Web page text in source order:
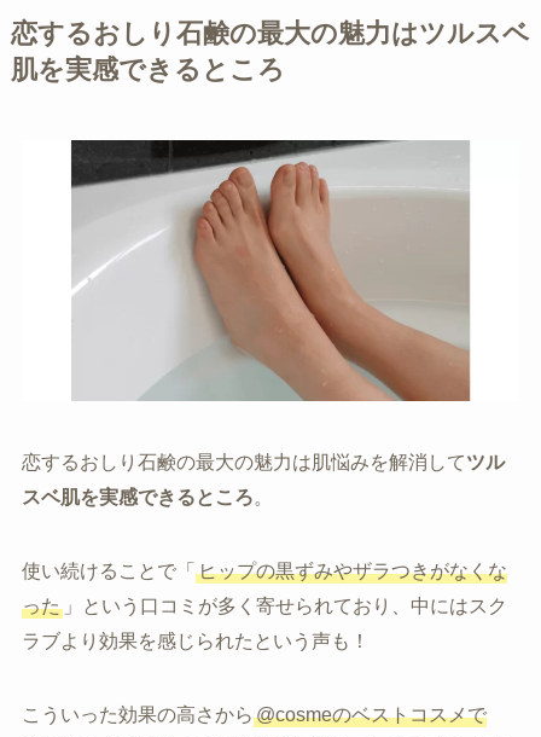
恋するおしり石鹸の最大の魅力はツルスベ
肌を実感できるところ
恋するおしり石鹸の最大の魅力は肌悩みを解消してツル
スベ肌を実感できるところ。
使い続けることで「ヒップの黒ずみやザラつきがなくな
った」という口コミが多く寄せられており、中にはスク
ラブより効果を感じられたという声も！
こういった効果の高さから @cosmeのベストコスメで